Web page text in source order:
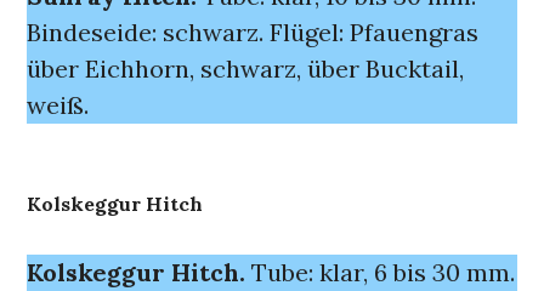
Bindeseide: schwarz. Flügel: Pfauengras
über Eichhorn, schwarz, über Bucktail,
weiß.
Kolskeggur Hitch
Kolskeggur Hitch. Tube: klar, 6 bis 30 mm.